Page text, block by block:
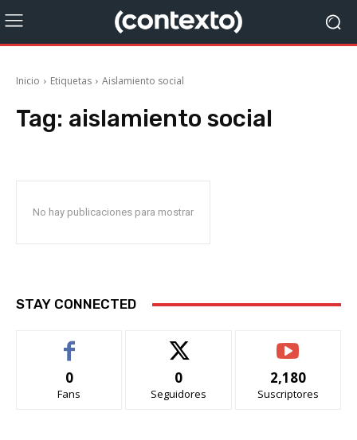
Inicio Etiquetas Aislamiento social
Tag: aislamiento social
No hay publicaciones para mostrar
STAY CONNECTED
0
Fans
0
Seguidores
2,180
Suscriptores